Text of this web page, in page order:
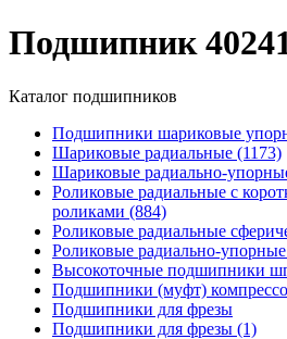
Подшипник
Каталог подшипников
Подшипники шариковые
Шариковые радиальные (1173)
Шариковые радиально-
Роликовые радиальные с
роликами (884)
Роликовые радиальные
Роликовые радиально-
Высокоточные подшипники
Подшипники (муфт)
Подшипники для фрезы
Подшипники для фрезы (1)